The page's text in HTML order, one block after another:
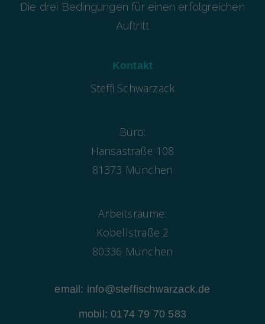
Die drei Bedingungen für einen erfolgreichen
Auftritt
Kontakt
Steffi Schwarzack
Büro:
Hansastraße 108
81373 München
Arbeitsräume:
Kobellstraße 2
80336 München
email: info@steffischwarzack.de
mobil: 0174 79 70 583